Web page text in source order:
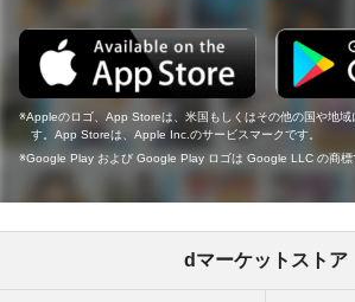
Appleのロゴ、App Storeは、米国もしくはその他の国や地
す。App Storeは、Apple Inc.のサービスマークです。
Google Play および Google Play ロゴは Google LLC の商標
dマーケットストア